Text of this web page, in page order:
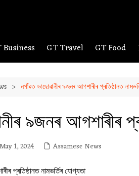
Business GT Travel GT Food
নগাঁৱত ডাছোৱানীৰ ৯জনৰ আগশাৰীৰ প্ৰতিষ্ঠানত
৯জনৰ আগশাৰীৰ
May 1, 2024 Assamese News